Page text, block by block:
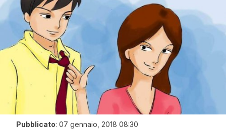
Pubblicato: 07 gennaio, 2018 08:30